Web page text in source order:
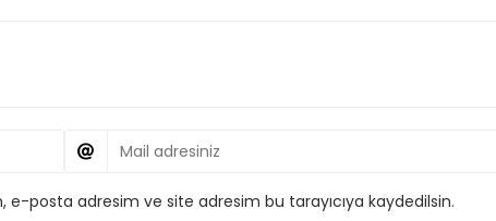
e-posta adresim ve site adresim bu tarayıcıya kaydedilsin.